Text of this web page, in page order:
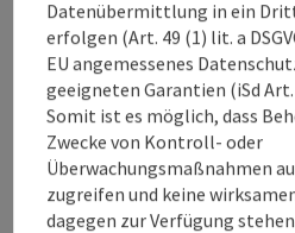
powered byTOURDATA
Datenübermittlung in ein
erfolgen (Art. 49 (1) lit. a
EU angemessenes
geeigneten Garantien (iSd Art.
Somit ist es möglich, dass
Zwecke von Kontroll- oder
Überwachungsmaßnahmen
zugreifen und keine
dagegen zur Verfügung